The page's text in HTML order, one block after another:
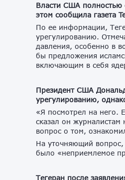
Власти США полностью
этом сообщила газета
По ее информации,
урегулированию.
давления, особенно в
бы предложения
включающим в себя
Президент США
урегулированию,
«Я посмотрел на него.
сказал он журналистам
вопрос о том,
На уточняющий
было «неприемлемое
Тегеран после